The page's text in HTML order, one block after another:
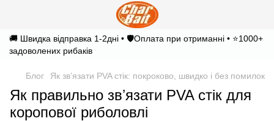
🚚 Швидка відправка 1-2дні • 🛡️Оплата при отриманні • ⭐1000+
задоволених рибаків
Блог Як звʼязати PVA стік: покроково, швидко і без помилок
Як правильно звʼязати PVA стік для
коропової риболовлі